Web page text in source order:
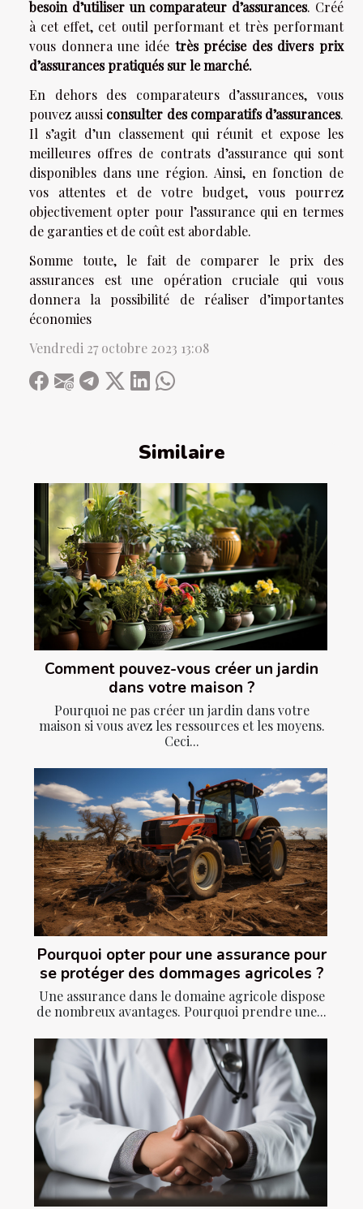
Similaire
Comment pouvez-vous créer un jardin
dans votre maison ?
Pourquoi ne pas créer un jardin dans votre
maison si vous avez les ressources et les moyens.
Ceci...
Pourquoi opter pour une assurance pour
se protéger des dommages agricoles ?
Une assurance dans le domaine agricole dispose
de nombreux avantages. Pourquoi prendre une...
besoin d’utiliser un comparateur d’assurances. Créé
à cet effet, cet outil performant et très performant
vous donnera une idée très précise des divers prix
d’assurances pratiqués sur le marché.
En dehors des comparateurs d’assurances, vous
pouvez aussi consulter des comparatifs d’assurances.
Il s’agit d’un classement qui réunit et expose les
meilleures offres de contrats d’assurance qui sont
disponibles dans une région. Ainsi, en fonction de
vos attentes et de votre budget, vous pourrez
objectivement opter pour l’assurance qui en termes
de garanties et de coût est abordable.
Somme toute, le fait de comparer le prix des
assurances est une opération cruciale qui vous
donnera la possibilité de réaliser d’importantes
économies
Vendredi 27 octobre 2023 13:08